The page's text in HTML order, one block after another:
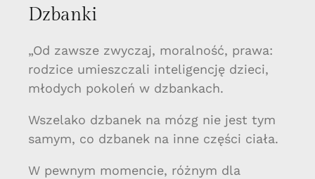
Dzbanki
„Od zawsze zwyczaj, moralność, prawa:
rodzice umieszczali inteligencję dzieci,
młodych pokoleń w dzbankach.
Wszelako dzbanek na mózg nie jest tym
samym, co dzbanek na inne części ciała.
W pewnym momencie, różnym dla